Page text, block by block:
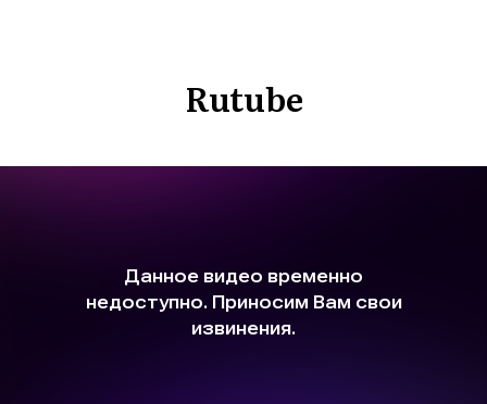
Rutube